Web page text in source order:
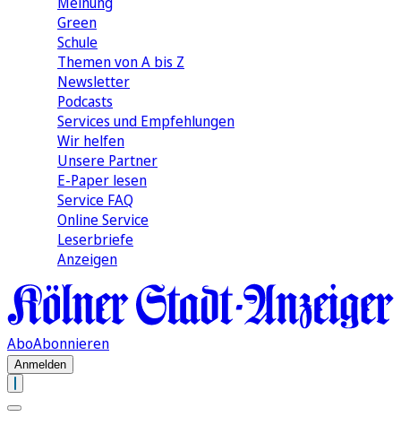
Green
Schule
Themen von A bis Z
Newsletter
Podcasts
Services und Empfehlungen
Wir helfen
Unsere Partner
E-Paper lesen
Service FAQ
Online Service
Leserbriefe
Anzeigen
AboAbonnieren
Anmelden